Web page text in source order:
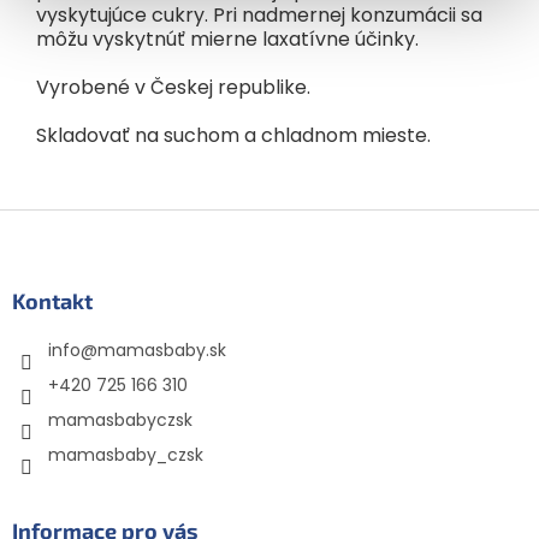
vyskytujúce cukry. Pri nadmernej konzumácii sa
môžu vyskytnúť mierne laxatívne účinky.
Vyrobené v Českej republike.
Skladovať na suchom a chladnom mieste.
Kontakt
info@mamasbaby.sk
+420 725 166 310
mamasbabyczsk
mamasbaby_czsk
Informace pro vás